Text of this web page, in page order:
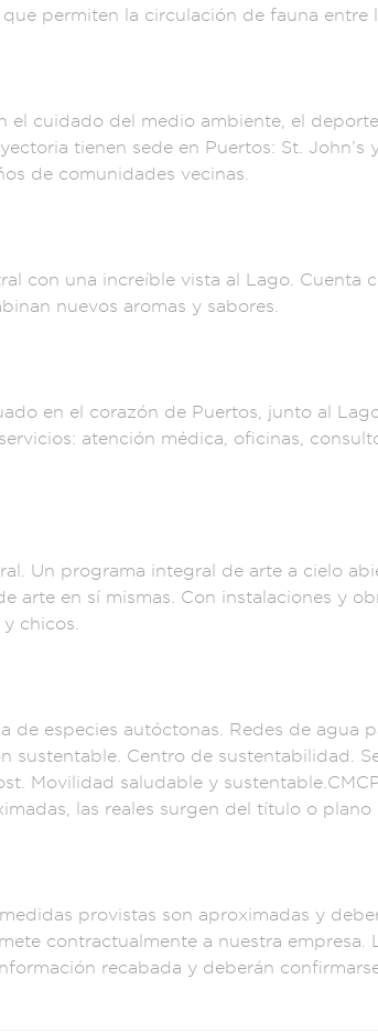
que permiten la circulación de fauna entre
el cuidado del medio ambiente, el deporte
ctoria tienen sede en Puertos: St. John’s
de comunidades vecinas.
con una increíbl e vista al L ago. Cuenta
inan nuevos aromas y sabores.
en el corazón de Puertos, junto al
icios: atención médica, oficinas,
Un programa integral de arte a cielo a
arte en sí mismas. Con instalaciones y o
y chicos.
de especies autóctonas. Redes de agua p
sustentable. Centro de sustentabilidad.
Movilidad saludable y
las reales surgen del título o plano
as provistas son aproximadas y deb
ete contractualmente a nuestra empresa.
ción recabada y deberán confirm